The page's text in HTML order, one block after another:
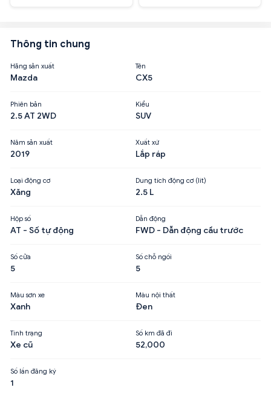
Thông tin chung
Hãng sản xuất
Mazda
Tên
CX5
Phiên bản
2.5 AT 2WD
Kiểu
SUV
Năm sản xuất
2019
Xuất xứ
Lắp ráp
Loại động cơ
Xăng
Dung tích động cơ (lít)
2.5 L
Hộp số
AT - Số tự động
Dẫn động
FWD - Dẫn động cầu trước
Số cửa
5
Số chỗ ngồi
5
Màu sơn xe
Xanh
Màu nội thất
Đen
Tình trạng
Xe cũ
Số km đã đi
52,000
Số lần đăng ký
1